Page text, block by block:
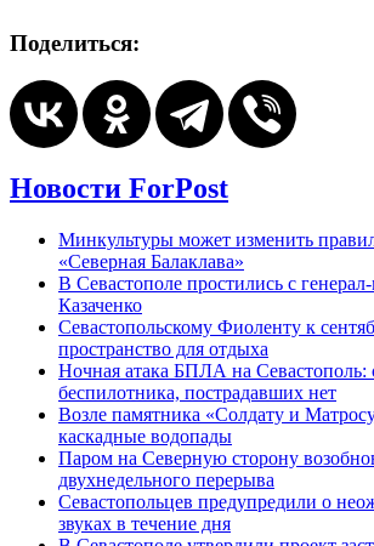
Поделиться:
Новости ForPost
Минкультуры может изменить
«Северная Балаклава»
В Севастополе простились с
Казаченко
Севастопольскому Фиоленту к
пространство для отдыха
Ночная атака БПЛА на Севастополь:
беспилотника, пострадавших нет
Возле памятника «Солдату и
каскадные водопады
Паром на Северную сторону
двухнедельного перерыва
Севастопольцев предупредили о
звуках в течение дня